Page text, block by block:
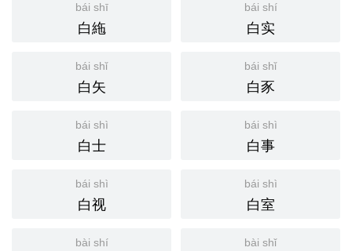
bái shī
白絁
bái shí
白实
bái shǐ
白矢
bái shǐ
白豕
bái shì
白士
bái shì
白事
bái shì
白视
bái shì
白室
bài shí bài shǐ